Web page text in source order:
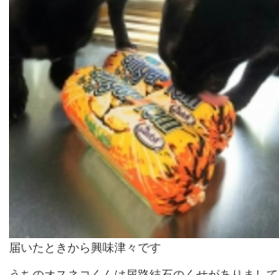
届いたときから興味津々です